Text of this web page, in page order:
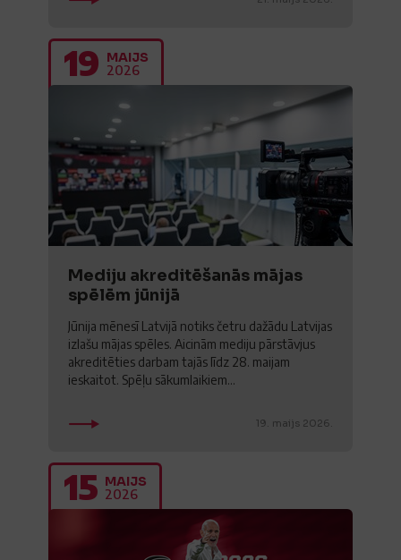
19 MAIJS
2026
Mediju akreditēšanās mājas
spēlēm jūnijā
Jūnija mēnesī Latvijā notiks četru dažādu Latvijas
izlašu mājas spēles. Aicinām mediju pārstāvjus
akreditēties darbam tajās līdz 28. maijam
ieskaitot. Spēļu sākumlaikiem...
19. maijs 2026.
15 MAIJS
2026